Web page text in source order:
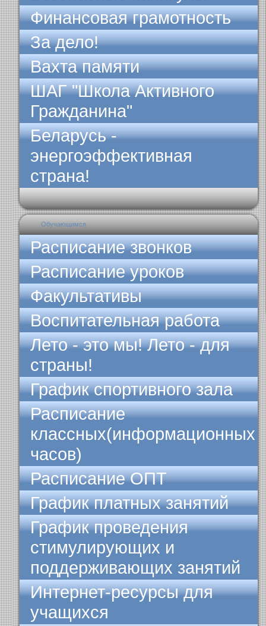
Финансовая грамотность
За дело!
Вахта памяти
ШАГ "Школа Активного
Гражданина"
Беларусь -
энергоэффективная
страна!
Обучающимся
Расписание звонков
Расписание уроков
Факультативы
Воспитательная работа
Лето - это мы! Лето - для
страны!
График спортивного зала
Расписание
классных(информационных
часов)
Расписание ОПТ
График платных занятий
График проведения
стимулирующих и
поддерживающих занятий
Интернет-ресурсы для
учащихся